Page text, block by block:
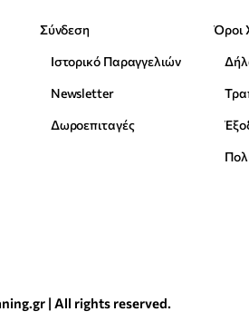
Σύνδεση
Ιστορικό Παραγγελιών
Newsletter
Δωροεπιταγές
Όροι
| All rights reserved.